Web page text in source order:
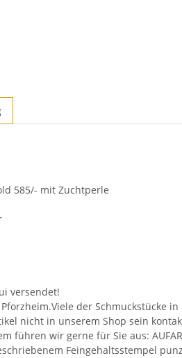
585/- mit Zuchtperle
versendet!
der Schmuckstücke
nicht in unserem Shop sein
wir gerne für Sie aus:
Feingehaltsstempel